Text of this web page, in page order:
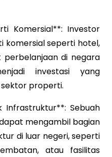
Komersial**: Investor
seperti hotel,
di negara
investasi yang
properti.
Infrastruktur**: Sebuah
mengambil bagian
di luar negeri, seperti
atau fasilitas